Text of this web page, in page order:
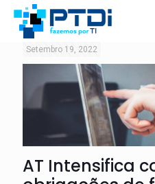
Setembro 19, 2022
AT Intensifica